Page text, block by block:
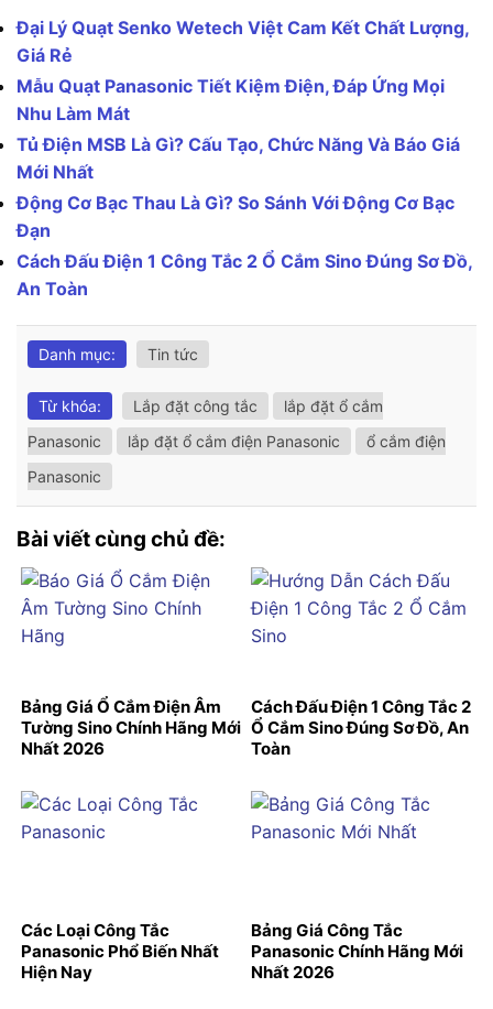
Đại Lý Quạt Senko Wetech Việt Cam Kết Chất Lượng,
Giá Rẻ
Mẫu Quạt Panasonic Tiết Kiệm Điện, Đáp Ứng Mọi
Nhu Làm Mát
Tủ Điện MSB Là Gì? Cấu Tạo, Chức Năng Và Báo Giá
Mới Nhất
Động Cơ Bạc Thau Là Gì? So Sánh Với Động Cơ Bạc
Đạn
Cách Đấu Điện 1 Công Tắc 2 Ổ Cắm Sino Đúng Sơ Đồ,
An Toàn
Danh mục: Tin tức
Từ khóa: Lắp đặt công tắc
lắp đặt ổ cắm
Panasonic
lắp đặt ổ cắm điện Panasonic
ổ cắm điện
Panasonic
Bài viết cùng chủ đề:
Bảng Giá Ổ Cắm Điện Âm
Tường Sino Chính Hãng Mới
Nhất 2026
Cách Đấu Điện 1 Công Tắc 2
Ổ Cắm Sino Đúng Sơ Đồ, An
Toàn
Các Loại Công Tắc
Panasonic Phổ Biến Nhất
Hiện Nay
Bảng Giá Công Tắc
Panasonic Chính Hãng Mới
Nhất 2026